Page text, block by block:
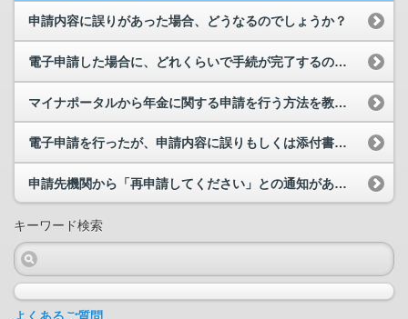
申請内容に誤りがあった場合、どうなるのでしょうか？
電子申請した場合に、どれくらいで手続が完了するのでしょうか？
マイナポータルから年金に関する申請を行う方法を教えてください。
電子申請を行ったが、申請内容に誤りもしくは添付書類に不備があった場合、訂正申請が出来るか？
申請先機関から「再申請してください」との通知がありました。対応方法を教えてください。
キーワード検索